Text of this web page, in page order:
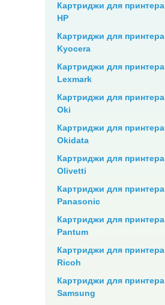
Картриджи для принтера
HP
Картриджи для принтера
Kyocera
Картриджи для принтера
Lexmark
Картриджи для принтера
Oki
Картриджи для принтера
Okidata
Картриджи для принтера
Olivetti
Картриджи для принтера
Panasonic
Картриджи для принтера
Pantum
Картриджи для принтера
Ricoh
Картриджи для принтера
Samsung